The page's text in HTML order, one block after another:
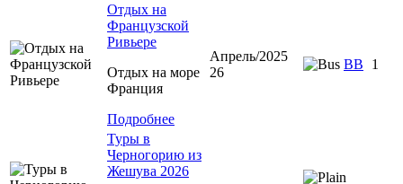
Отдых на
Французской
Ривьере
Отдых на море
Франция
Подробнее
Апрель/2025
26
BB 1
Туры в
Черногорию из
Жешува 2026